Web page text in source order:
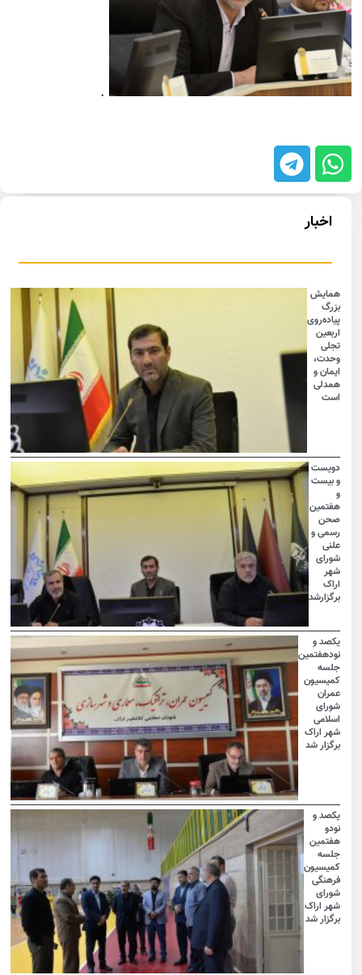
.
اخبار
همایش
بزرگ
پیاده‌روی
اربعین
تجلی
وحدت،
ایمان و
همدلی
است
دویست
و بیست
هفتمین
صحن
رسمی و
علنی
شورای
شهر
اراک
برگزارشد
یکصد و
نودهفتمین
جلسه
کمیسیون
عمران
شورای
اسلامی
شهر اراک
برگزار شد
یکصد و
نودو
هفتمین
جلسه
کمیسیون
فرهنگی
شورای
شهر اراک
برگزار شد